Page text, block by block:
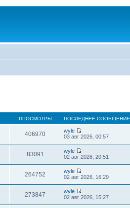
ПРОСМОТРЫ ПОСЛЕДНЕЕ СООБЩЕНИЕ
406970
wyle
03 авг 2026, 00:57
83091
wyle
02 авг 2026, 20:51
264752
wyle
02 авг 2026, 16:29
273847
wyle
02 авг 2026, 15:27